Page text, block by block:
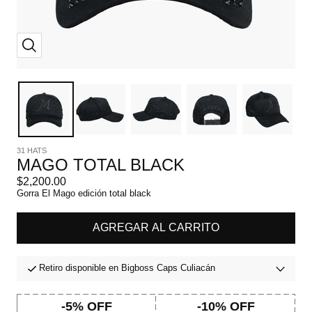
Zoom
31 HATS
MAGO TOTAL BLACK
Precio
de
$2,200.00
Gorra El Mago edición total black
Retiro disponible en Bigboss Caps Culiacán
-5% OFF -10% OFF
AGREGAR AL CARRITO